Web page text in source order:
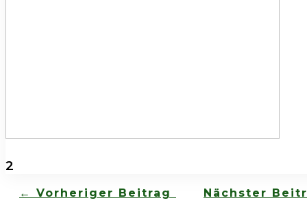
2
← Vorheriger Beitrag Nächster